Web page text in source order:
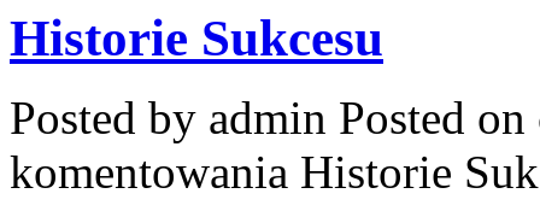
Historie Sukcesu
Posted by admin Posted
komentowania Historie